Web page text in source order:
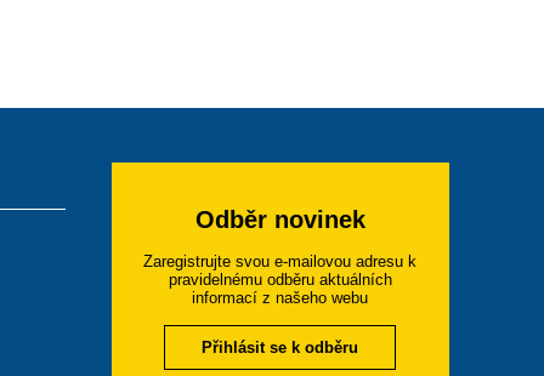
Odběr novinek
Zaregistrujte svou e-mailovou adresu k
pravidelnému odběru aktuálních
informací z našeho webu
Přihlásit se k odběru